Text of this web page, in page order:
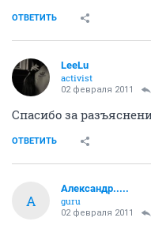
ОТВЕТИТЬ
LeeLu
activist
02 февраля 2011
Спасибо за
ОТВЕТИТЬ
А
Александр.....
guru
02 февраля 2011